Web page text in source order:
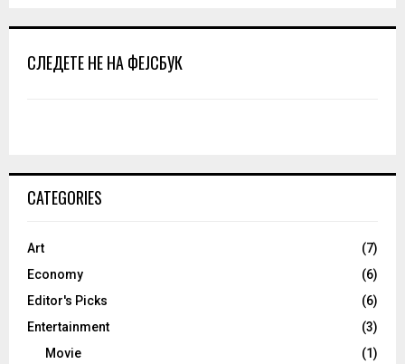
СЛЕДЕТЕ НЕ НА ФЕЈСБУК
CATEGORIES
Art
(7)
Economy
(6)
Editor's Picks
(6)
Entertainment
(3)
Movie
(1)